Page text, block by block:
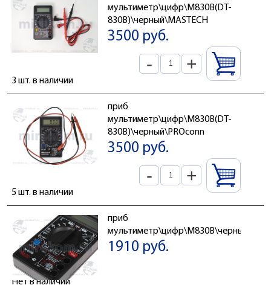
мультиметр\цифр\M830B(DT-
830B)\черный\MASTECH
3500 руб.
- +
3 шт. в наличии
приб
мультиметр\цифр\M830B(DT-
830B)\черный\PROconn
3500 руб.
- +
5 шт. в наличии
приб
1910 руб.
Нет в наличии